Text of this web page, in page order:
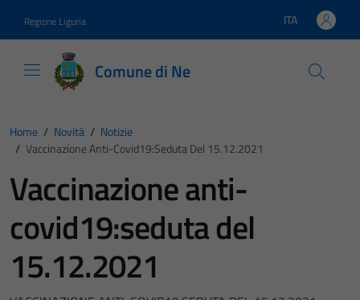
Regione Liguria Lingua attiva:
ITA
Comune di Ne
Home / Novità / Notizie
/ Vaccinazione Anti-Covid19:seduta Del 15.12.2021
Vaccinazione anti-
covid19:seduta del
15.12.2021